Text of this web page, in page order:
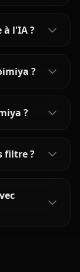
à l'IA ?
?
?
filtre ?